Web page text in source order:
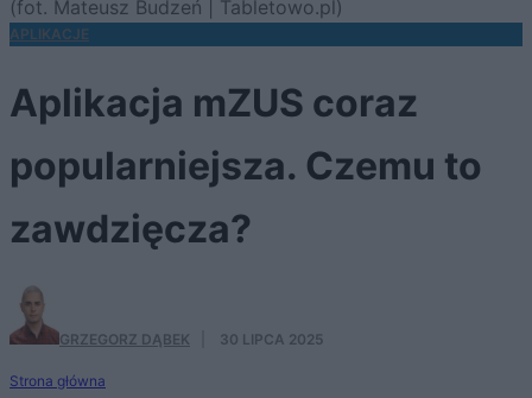
(fot. Mateusz Budzeń | Tabletowo.pl)
APLIKACJE
Aplikacja mZUS coraz
popularniejsza. Czemu to
zawdzięcza?
GRZEGORZ DĄBEK 30 LIPCA 2025
Strona główna